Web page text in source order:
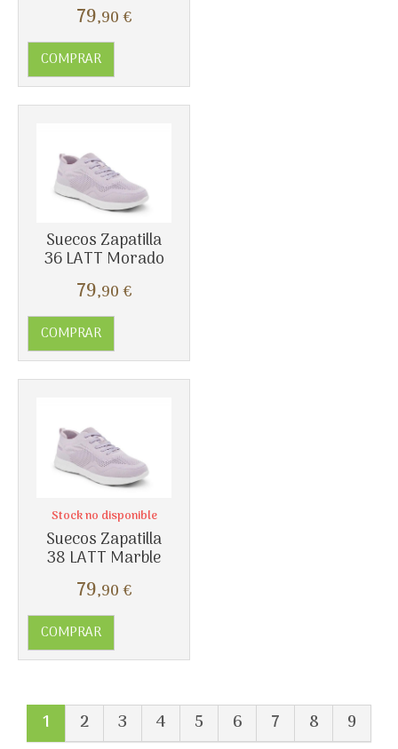
79,90 €
COMPRAR
Suecos Zapatilla
36 LATT Morado
79,90 €
COMPRAR
Suecos Zapatilla
38 LATT Marble
79,90 €
Stock no disponible
COMPRAR
1 2 3 4 5 6 7 8 9